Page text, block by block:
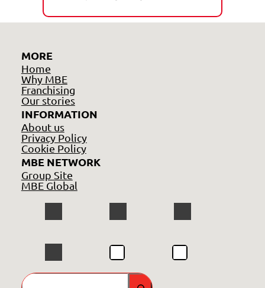
MORE
Home
Why MBE
Franchising
Our stories
INFORMATION
About us
Privacy Policy
Cookie Policy
MBE NETWORK
Group Site
MBE Global
GO